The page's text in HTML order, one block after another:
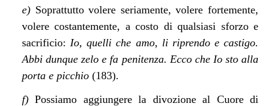
e) Soprattutto volere seriamente, volere fortemente,
volere costantemente, a costo di qualsiasi sforzo e
sacrificio:Io, quelli che amo, li riprendo e castigo.
Abbi dunque zelo e fa penitenza. Ecco che Io sto alla
porta e picchio (183).
f) Possiamo aggiungere la divozione al Cuore di